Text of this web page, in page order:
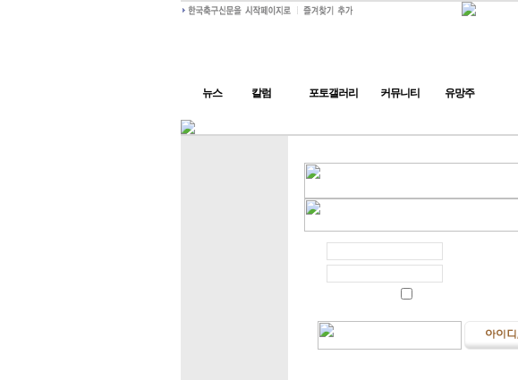
뉴스 칼럼 포토갤러리 커뮤니티 유망주